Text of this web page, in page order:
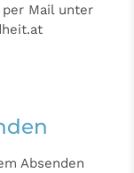
Mail unter
Absenden